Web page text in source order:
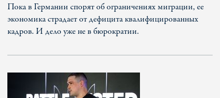
Пока в Германии спорят об ограничениях миграции, ее
экономика страдает от дефицита квалифицированных
кадров. И дело уже не в бюрократии.